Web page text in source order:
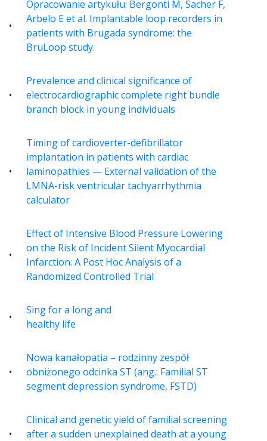
Opracowanie artykułu: Bergonti M, Sacher F,
Arbelo E et al. Implantable loop recorders in
patients with Brugada syndrome: the
BruLoop study.
Prevalence and clinical significance of
electrocardiographic complete right bundle
branch block in young individuals
Timing of cardioverter-defibrillator
implantation in patients with cardiac
laminopathies — External validation of the
LMNA-risk ventricular tachyarrhythmia
calculator
Effect of Intensive Blood Pressure Lowering
on the Risk of Incident Silent Myocardial
Infarction: A Post Hoc Analysis of a
Randomized Controlled Trial
Sing for a long and
healthy life
Nowa kanałopatia – rodzinny zespół
obniżonego odcinka ST (ang.: Familial ST
segment depression syndrome, FSTD)
Clinical and genetic yield of familial screening
after a sudden unexplained death at a young